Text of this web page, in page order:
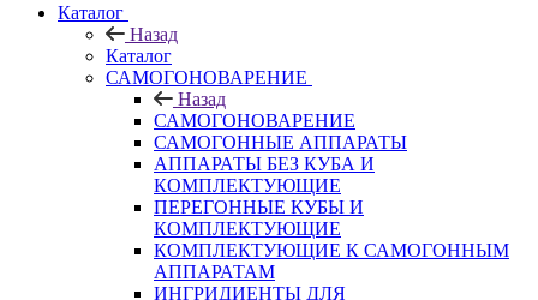
Каталог
Назад
Каталог
САМОГОНОВАРЕНИЕ
Назад
САМОГОНОВАРЕНИЕ
САМОГОННЫЕ АППАРАТЫ
АППАРАТЫ БЕЗ КУБА И
КОМПЛЕКТУЮЩИЕ
ПЕРЕГОННЫЕ КУБЫ И
КОМПЛЕКТУЮЩИЕ
КОМПЛЕКТУЮЩИЕ К САМОГОННЫМ
АППАРАТАМ
ИНГРИДИЕНТЫ ДЛЯ